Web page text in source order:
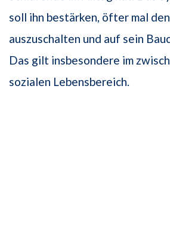
soll ihn bestärken, öfter mal
auszuschalten und auf sein
Das gilt insbesondere im
sozialen Lebensbereich.